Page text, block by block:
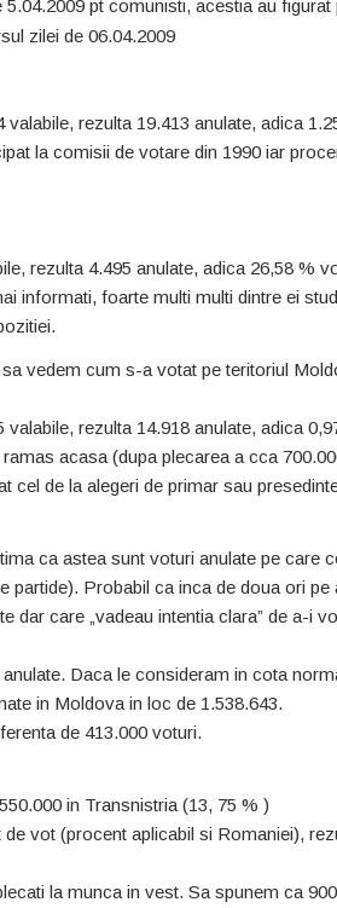
5.04.2009 pt comunisti, acestia au
zilei de 06.04.2009
rezulta 19.413 anulate, adica
la comisii de votare din 1990 iar
rezulta 4.495 anulate, adica 26,58 %
informati, foarte multi multi dintre ei
vedem cum s-a votat pe teritoriul
rezulta 14.918 anulate, adica
acasa (dupa plecarea a cca
cel de la alegeri de primar sau
ca astea sunt voturi anulate pe care
partide). Probabil ca inca de doua ori
dar care „vadeau intentia clara” de a-i
Daca le consideram in cota
in Moldova in loc de 1.538.643.
de 413.000 voturi.
in Transnistria (13, 75 % )
vot (procent aplicabil si Romaniei),
la munca in vest. Sa spunem ca